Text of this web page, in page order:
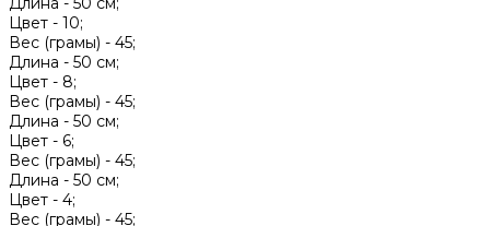
Цвет - 10;
Вес (грамы) - 45;
Длина - 50 см;
Цвет - 8;
Вес (грамы) - 45;
Длина - 50 см;
Цвет - 6;
Вес (грамы) - 45;
Длина - 50 см;
Цвет - 4;
Вес (грамы) - 45;